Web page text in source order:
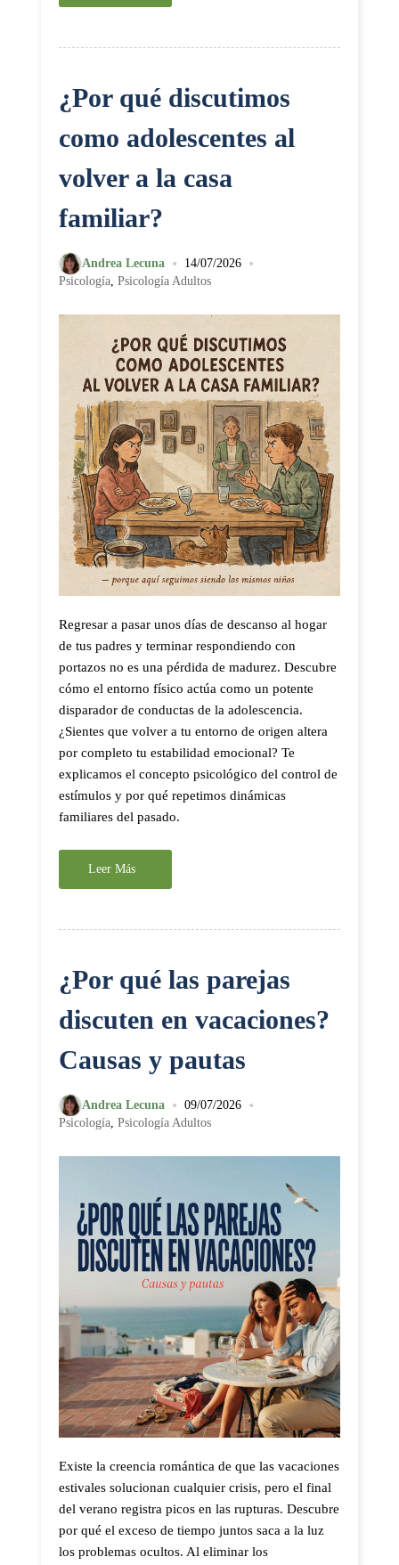
¿Por qué discutimos
como adolescentes al
volver a la casa
familiar?
Andrea Lecuna • 14/07/2026 •
Psicología, Psicología Adultos
Regresar a pasar unos días de descanso al hogar
de tus padres y terminar respondiendo con
portazos no es una pérdida de madurez. Descubre
cómo el entorno físico actúa como un potente
disparador de conductas de la adolescencia.
¿Sientes que volver a tu entorno de origen altera
por completo tu estabilidad emocional? Te
explicamos el concepto psicológico del control de
estímulos y por qué repetimos dinámicas
familiares del pasado.
Leer Más
¿Por qué las parejas
discuten en vacaciones?
Causas y pautas
Andrea Lecuna • 09/07/2026 •
Psicología, Psicología Adultos
Existe la creencia romántica de que las vacaciones
estivales solucionan cualquier crisis, pero el final
del verano registra picos en las rupturas. Descubre
por qué el exceso de tiempo juntos saca a la luz
los problemas ocultos. Al eliminar los